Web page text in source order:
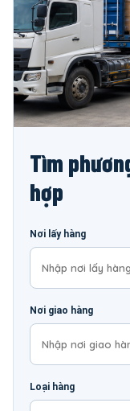
Tìm
hợp
Nơi lấy hàng
Nơi giao hàng
Loại hàng